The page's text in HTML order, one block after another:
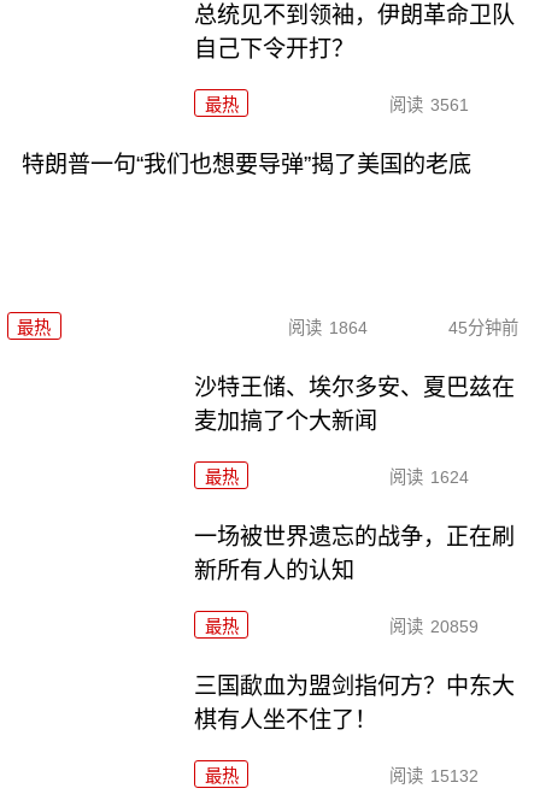
总统见不到领袖，伊朗革命卫队
自己下令开打？
最热 阅读 3561
特朗普一句“我们也想要导弹”揭了美国的老底
最热 阅读 1864 45分钟前
沙特王储、埃尔多安、夏巴兹在
麦加搞了个大新闻
最热 阅读 1624
一场被世界遗忘的战争，正在刷
新所有人的认知
最热 阅读 20859
三国歃血为盟剑指何方？中东大
棋有人坐不住了！
最热 阅读 15132